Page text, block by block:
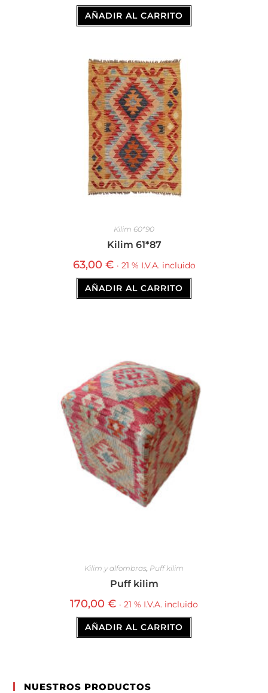
AÑADIR AL CARRITO
Kilim 60*90
Kilim 61*87
63,00 € · 21 % I.V.A. incluido
AÑADIR AL CARRITO
Kilim y alfombras, Puff kilim
Puff kilim
170,00 € · 21 % I.V.A. incluido
AÑADIR AL CARRITO
NUESTROS PRODUCTOS